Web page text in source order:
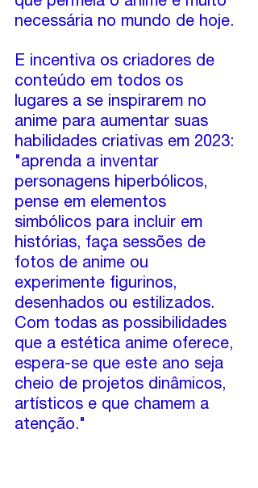
necessária no mundo de hoje.
E incentiva os criadores de
conteúdo em todos os
lugares a se inspirarem no
anime para aumentar suas
habilidades criativas em 2023:
"aprenda a inventar
personagens hiperbólicos,
pense em elementos
simbólicos para incluir em
histórias, faça sessões de
fotos de anime ou
experimente figurinos,
desenhados ou estilizados.
Com todas as possibilidades
que a estética anime oferece,
espera-se que este ano seja
cheio de projetos dinâmicos,
artísticos e que chamem a
atenção."